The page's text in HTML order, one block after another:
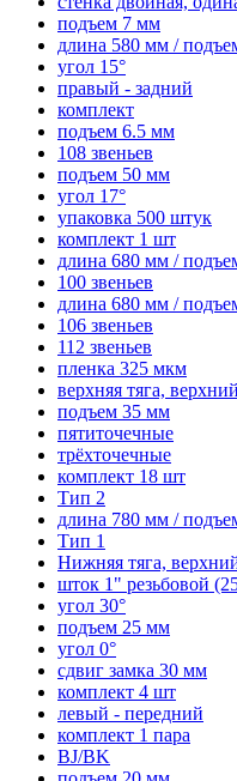
подъем 7 мм
длина 580 мм /
угол 15°
правый - задний
комплект
подъем 6.5 мм
108 звеньев
подъем 50 мм
угол 17°
упаковка 500 штук
комплект 1 шт
длина 680 мм /
100 звеньев
длина 680 мм /
106 звеньев
112 звеньев
пленка 325 мкм
верхняя тяга,
подъем 35 мм
пятиточечные
трёхточечные
комплект 18 шт
Тип 2
длина 780 мм /
Тип 1
Нижняя тяга,
шток 1" резьбовой
угол 30°
подъем 25 мм
угол 0°
сдвиг замка 30 мм
комплект 4 шт
левый - передний
комплект 1 пара
BJ/BK